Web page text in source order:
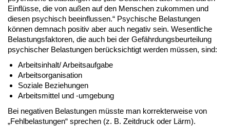
Einflüsse, die von außen auf den Menschen zukommen und
diesen psychisch beeinflussen.“ Psychische Belastungen
können demnach positiv aber auch negativ sein. Wesentliche
Belastungsfaktoren, die auch bei der Gefährdungsbeurteilung
psychischer Belastungen berücksichtigt werden müssen, sind:
Arbeitsinhalt/ Arbeitsaufgabe
Arbeitsorganisation
Soziale Beziehungen
Arbeitsmittel und -umgebung
Bei negativen Belastungen müsste man korrekterweise von
„Fehlbelastungen“ sprechen (z. B. Zeitdruck oder Lärm).